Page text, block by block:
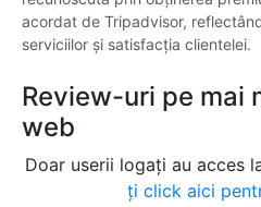
acordat de Tripadvisor,
serviciilor și satisfacția clientelei.
Review-uri pe mai
web
Doar userii logați au acces
ți click aici